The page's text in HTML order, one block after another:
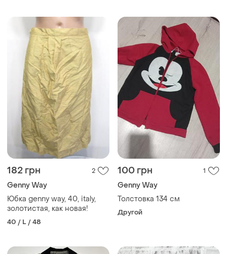
182 грн 2
Genny Way
Юбка genny way, 40, italy,
золотистая, как новая!
40 / L / 48
100 грн 1
Genny Way
Толстовка 134 см
Другой